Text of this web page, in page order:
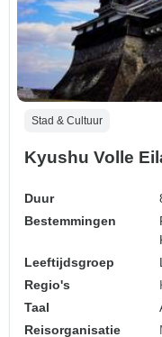
Stad & Cultuur
Kyushu Volle
Duur
Bestemmingen
Leeftijdsgroep
Regio's
Taal
Reisorganisatie